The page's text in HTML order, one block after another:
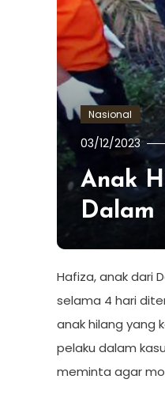
Nasional
03/12/2023
Anak
Dalam
Hafiza, anak dari
selama 4 hari
anak hilang yang
pelaku dalam
meminta agar